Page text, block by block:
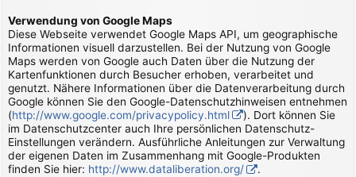
Verwendung von Google Maps
Diese Webseite verwendet Google Maps API, um geographische
Informationen visuell darzustellen. Bei der Nutzung von Google
Maps werden von Google auch Daten über die Nutzung der
Kartenfunktionen durch Besucher erhoben, verarbeitet und
genutzt. Nähere Informationen über die Datenverarbeitung durch
Google können Sie den Google-Datenschutzhinweisen entnehmen
(http://www.google.com/privacypolicy.html
). Dort können Sie
im Datenschutzcenter auch Ihre persönlichen Datenschutz-
Einstellungen verändern. Ausführliche Anleitungen zur Verwaltung
der eigenen Daten im Zusammenhang mit Google-Produkten
finden Sie hier: http://www.dataliberation.org/ .